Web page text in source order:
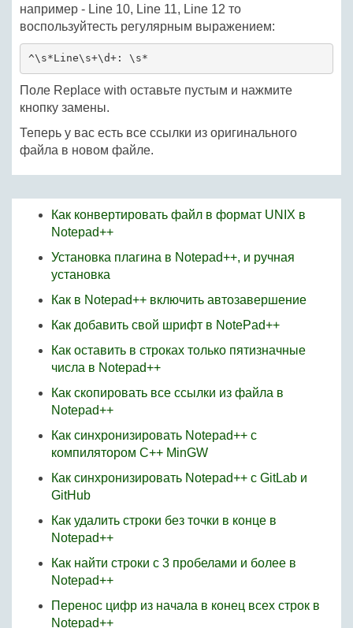
например - Line 10, Line 11, Line 12 то
воспользуйтесть регулярным выражением:
^\s*Line\s+\d+: \s*
Поле Replace with оставьте пустым и нажмите
кнопку замены.
Теперь у вас есть все ссылки из оригинального
файла в новом файле.
Как конвертировать файл в формат UNIX в
Notepad++
Установка плагина в Notepad++, и ручная
установка
Как в Notepad++ включить автозавершение
Как добавить свой шрифт в NotePad++
Как оставить в строках только пятизначные
числа в Notepad++
Как скопировать все ссылки из файла в
Notepad++
Как синхронизировать Notepad++ с
компилятором C++ MinGW
Как синхронизировать Notepad++ с GitLab и
GitHub
Как удалить строки без точки в конце в
Notepad++
Как найти строки с 3 пробелами и более в
Notepad++
Перенос цифр из начала в конец всех строк в
Notepad++